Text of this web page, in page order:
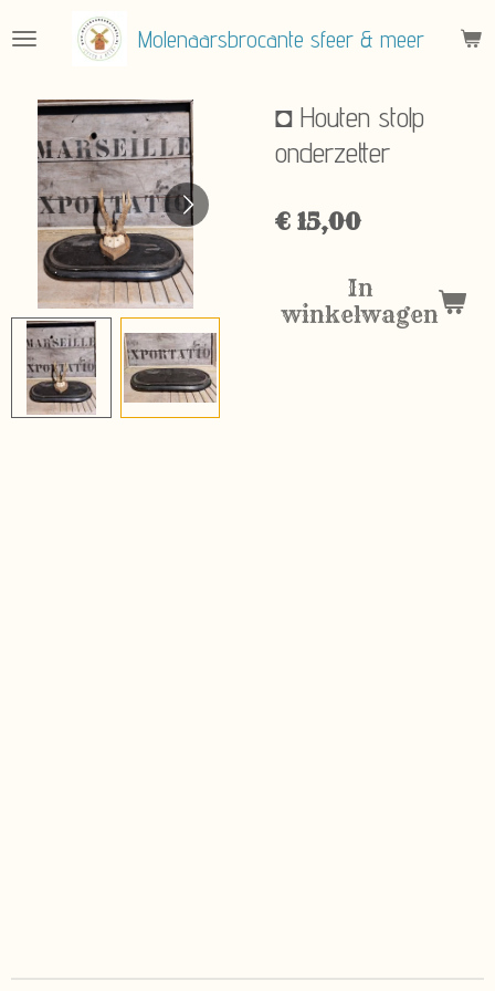
direct
hoofdinhoud
Molenaarsbrocante sfeer & meer
◘ Houten stolp
onderzetter
€ 15,00
In
winkelwagen